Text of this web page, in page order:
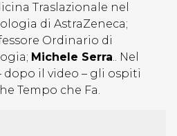
Traslazionale nel
di AstraZeneca;
Ordinario di
Michele Serra.. Nel
dopo il video – gli ospiti
Tempo che Fa.